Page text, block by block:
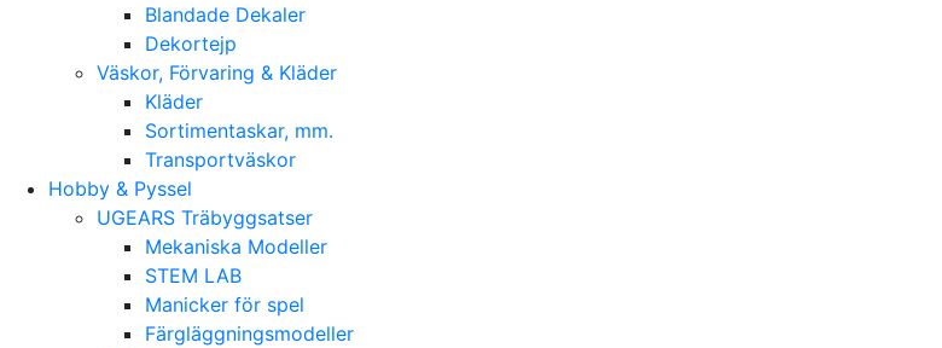
Blandade Dekaler
Dekortejp
Väskor, Förvaring & Kläder
Kläder
Sortimentaskar, mm.
Transportväskor
Hobby & Pyssel
UGEARS Träbyggsatser
Mekaniska Modeller
STEM LAB
Manicker för spel
Färgläggningsmodeller